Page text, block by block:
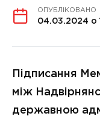
ОПУБЛІКОВАНО
04.03.2024 о
Підписання
між
державною